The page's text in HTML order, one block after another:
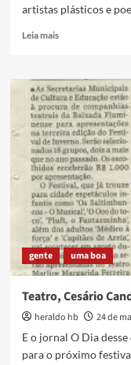
artistas plásticos e
Leia maisRead
A
Água
e
seu
Papel
–
poesia
e
artes
plásticas
na
Lapa
gente uma boa
Teatro, Cesário
heraldo hb 24 de
E o jornal O Dia
para o próximo